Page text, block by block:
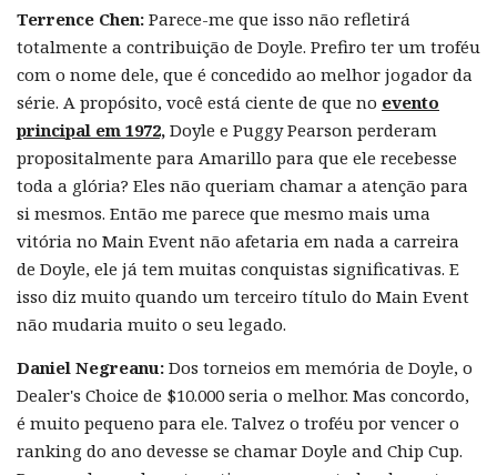
Terrence Chen: Parece-me que isso não refletirá
totalmente a contribuição de Doyle. Prefiro ter um troféu
com o nome dele, que é concedido ao melhor jogador da
série. A propósito, você está ciente de que no evento
principal em 1972, Doyle e Puggy Pearson perderam
propositalmente para Amarillo para que ele recebesse
toda a glória? Eles não queriam chamar a atenção para
si mesmos. Então me parece que mesmo mais uma
vitória no Main Event não afetaria em nada a carreira
de Doyle, ele já tem muitas conquistas significativas. E
isso diz muito quando um terceiro título do Main Event
não mudaria muito o seu legado.
Daniel Negreanu: Dos torneios em memória de Doyle, o
Dealer's Choice de $10.000 seria o melhor. Mas concordo,
é muito pequeno para ele. Talvez o troféu por vencer o
ranking do ano devesse se chamar Doyle and Chip Cup.